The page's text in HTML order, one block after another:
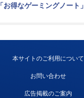
「お得なゲーミングノート」
本サイトのご利用について
お問い合わせ
広告掲載のご案内